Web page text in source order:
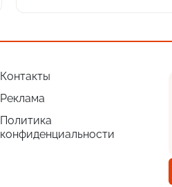
Контакты
Реклама
Политика
конфиденциальности